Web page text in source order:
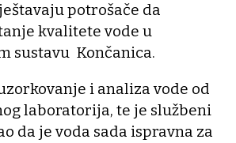
potrošače da
kvalitete vode u
sustavu Končanica.
i analiza vode od
laboratorija, te je službeni
da je voda sada ispravna za